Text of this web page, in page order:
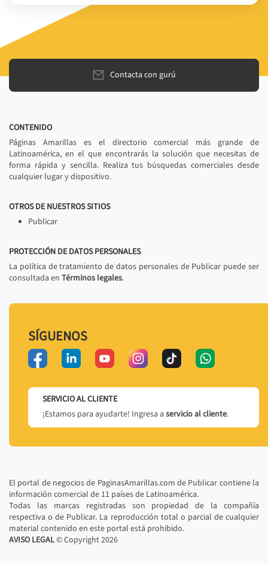
Contacta con gurú
CONTENIDO
Páginas Amarillas es el directorio comercial más grande de
Latinoamérica, en el que encontrarás la solución que necesitas de
forma rápida y sencilla. Realiza tus búsquedas comerciales desde
cualquier lugar y dispositivo.
OTROS DE NUESTROS SITIOS
Publicar
PROTECCIÓN DE DATOS PERSONALES
La política de tratamiento de datos personales de Publicar puede ser
consultada en Términos legales.
SÍGUENOS
SERVICIO AL CLIENTE
¡Estamos para ayudarte! Ingresa a servicio al cliente.
El portal de negocios de PaginasAmarillas.com de Publicar contiene la
información comercial de 11 países de Latinoamérica.
Todas las marcas registradas son propiedad de la compañía
respectiva o de Publicar. La reproducción total o parcial de cualquier
material contenido en este portal está prohibido.
AVISO LEGAL© Copyright2026